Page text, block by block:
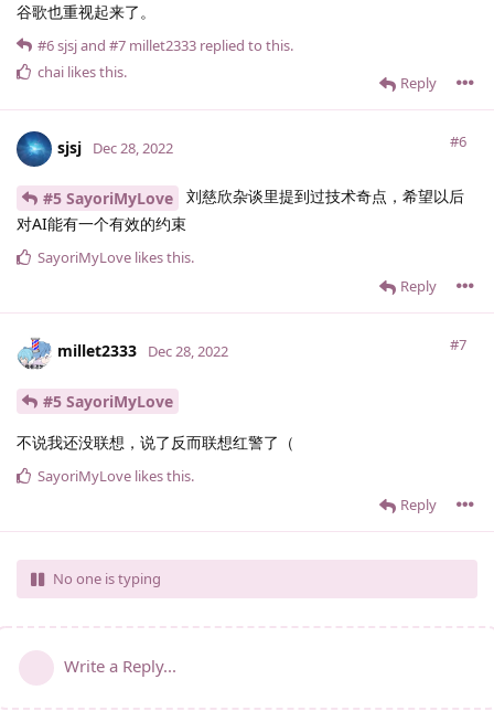
谷歌也重视起来了。
Reply
#6sjsjand #7 millet2333 replied to this.
chai likes this.
sjsj #6
Dec 28, 2022
#5 SayoriMyLove
刘慈欣杂谈里提到过技术奇点，希望以后
对AI能有一个有效的约束
Reply
SayoriMyLove likes this.
millet2333 #7
Dec 28, 2022
#5 SayoriMyLove
不说我还没联想，说了反而联想红警了（
Reply
SayoriMyLove likes this.
No one is typing
Write a Reply...